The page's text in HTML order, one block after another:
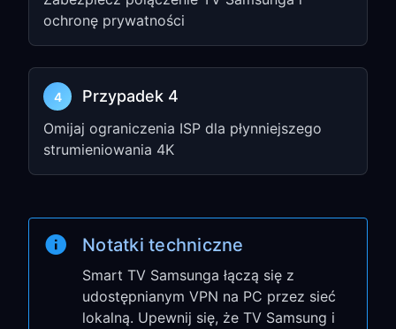
ZnajdźProxy Settings i wybierz
Manual
Krok 3: Przetestuj
połączenie
Otwórz dowolną aplikację
ograniczeniami regionalnymi
Twój Samsung TV korzysta teraz z
VPN przez Twój PC!
ochronę prywatności
4 Przypadek 4
Omijaj ograniczenia ISP dla płynniejszego
strumieniowania 4K
Notatki techniczne
Smart TV Samsunga łączą się z
udostępnianym VPN na PC przez sieć
lokalną. Upewnij się, że TV Samsung i